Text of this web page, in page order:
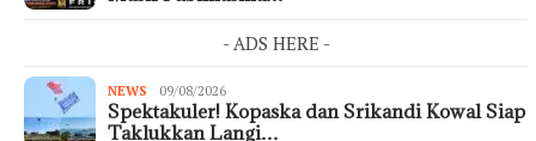
- ADS HERE -
NEWS 09/08/2026
Spektakuler! Kopaska dan Srikandi Kowal Siap
Taklukkan Langi…